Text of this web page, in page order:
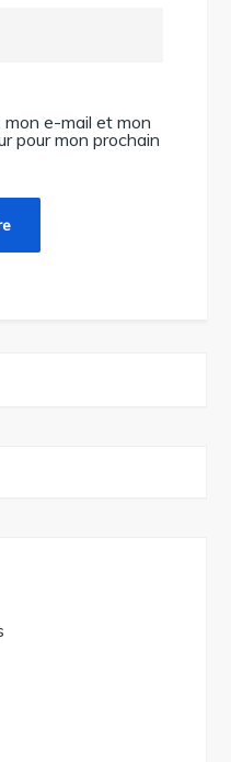
mon e-mail et mon
pour mon prochain